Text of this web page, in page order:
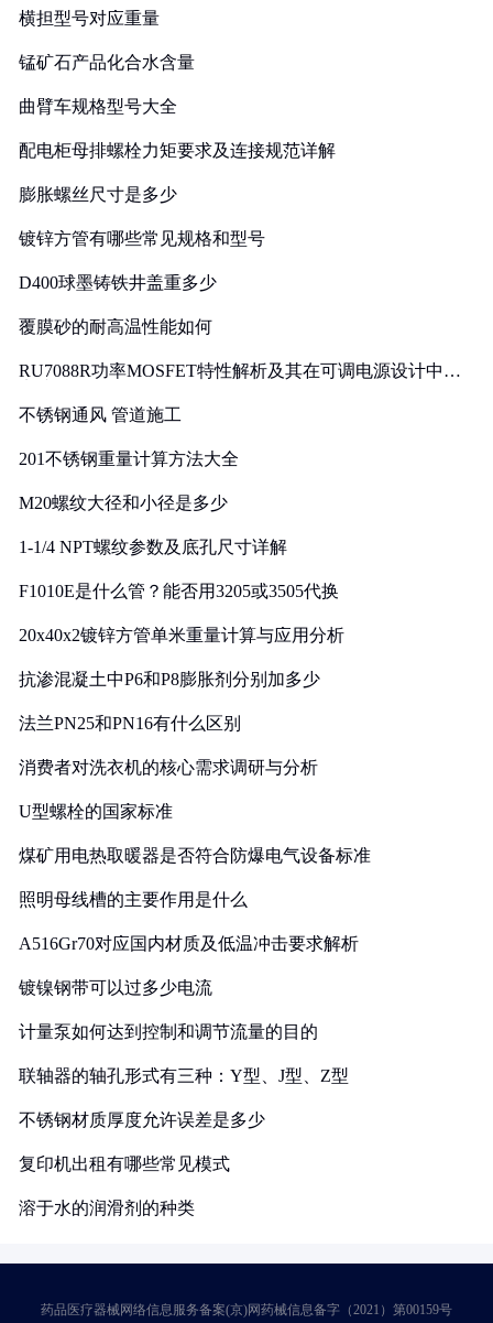
横担型号对应重量
锰矿石产品化合水含量
曲臂车规格型号大全
配电柜母排螺栓力矩要求及连接规范详解
膨胀螺丝尺寸是多少
镀锌方管有哪些常见规格和型号
D400球墨铸铁井盖重多少
覆膜砂的耐高温性能如何
RU7088R功率MOSFET特性解析及其在可调电源设计中的
不锈钢通风 管道施工
201不锈钢重量计算方法大全
M20螺纹大径和小径是多少
1-1/4 NPT螺纹参数及底孔尺寸详解
F1010E是什么管？能否用3205或3505代换
20x40x2镀锌方管单米重量计算与应用分析
抗渗混凝土中P6和P8膨胀剂分别加多少
法兰PN25和PN16有什么区别
消费者对洗衣机的核心需求调研与分析
U型螺栓的国家标准
煤矿用电热取暖器是否符合防爆电气设备标准
照明母线槽的主要作用是什么
A516Gr70对应国内材质及低温冲击要求解析
镀镍钢带可以过多少电流
计量泵如何达到控制和调节流量的目的
联轴器的轴孔形式有三种：Y型、J型、Z型
不锈钢材质厚度允许误差是多少
复印机出租有哪些常见模式
溶于水的润滑剂的种类
药品医疗器械网络信息服务备案(京)网药械信息备字（2021）第00159号